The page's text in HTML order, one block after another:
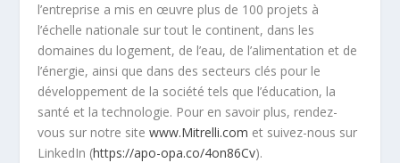
l’entreprise a mis en œuvre plus de 100 projets à
l’échelle nationale sur tout le continent, dans les
domaines du logement, de l’eau, de l’alimentation et de
l’énergie, ainsi que dans des secteurs clés pour le
développement de la société tels que l’éducation, la
santé et la technologie. Pour en savoir plus, rendez-
vous sur notre sitewww.Mitrelli.com et suivez-nous sur
LinkedIn (https://apo-opa.co/4on86Cv).